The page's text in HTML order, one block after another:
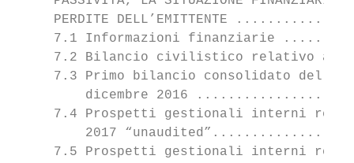
PERDITE DELL’EMITTENTE
7.1 Informazioni finanziarie
7.2 Bilancio civilistico relativo
7.3 Primo bilancio consolidato del
dicembre 2016
7.4 Prospetti gestionali interni
2017
7.5 Prospetti gestionali interni